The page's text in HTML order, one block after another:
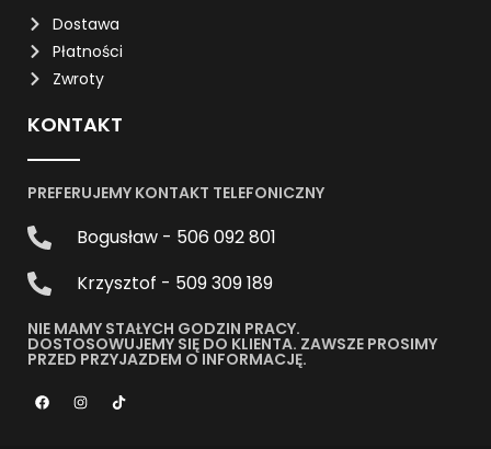
Dostawa
Płatności
Zwroty
KONTAKT
PREFERUJEMY KONTAKT TELEFONICZNY
Bogusław - 506 092 801
Krzysztof - 509 309 189
NIE MAMY STAŁYCH GODZIN PRACY.
DOSTOSOWUJEMY SIĘ DO KLIENTA. ZAWSZE PROSIMY
PRZED PRZYJAZDEM O INFORMACJĘ.